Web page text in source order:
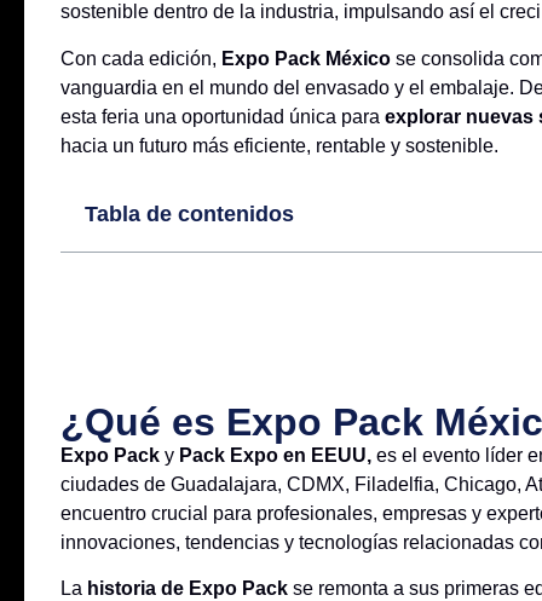
sostenible dentro de la industria, impulsando así el
Con cada edición, Expo Pack México se consolida
vanguardia en el mundo del envasado y el embalaje.
esta feria una oportunidad única para explorar nuevas
hacia un futuro más eficiente, rentable y sostenible.
Tabla de contenidos
¿Qué es Expo Pack
Expo Pack y Pack Expo en EEUU, es el evento líder
ciudades de Guadalajara, CDMX, Filadelfia, Chicago,
encuentro crucial para profesionales, empresas y
innovaciones, tendencias y tecnologías relacionadas
La historia de Expo Pack se remonta a sus primeras